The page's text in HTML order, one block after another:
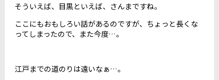
そういえば、目黒といえば、さんまですね。
ここにもおもしろい話があるのですが、ちょっと長くな
ってしまったので、また今度…。
江戸までの道のりは遠いなぁ…。